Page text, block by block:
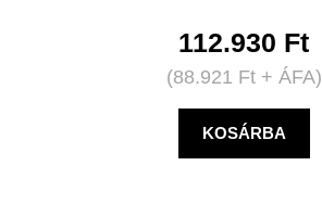
112.930 Ft
(88.921 Ft+ ÁFA)
KOSÁRBA